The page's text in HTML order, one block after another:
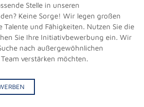
Stelle in unseren
Keine Sorge! Wir legen großen
und Fähigkeiten. Nutzen Sie die
Sie Ihre Initiativbewerbung ein. Wir
nach außergewöhnlichen
verstärken möchten.